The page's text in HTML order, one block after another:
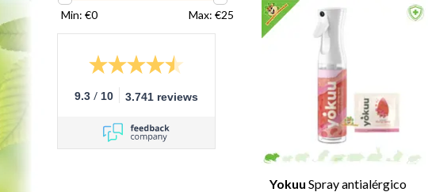
Min: €0 Max: €25
9.3 / 10 3.741 reviews
Yokuu Spray antialérgico